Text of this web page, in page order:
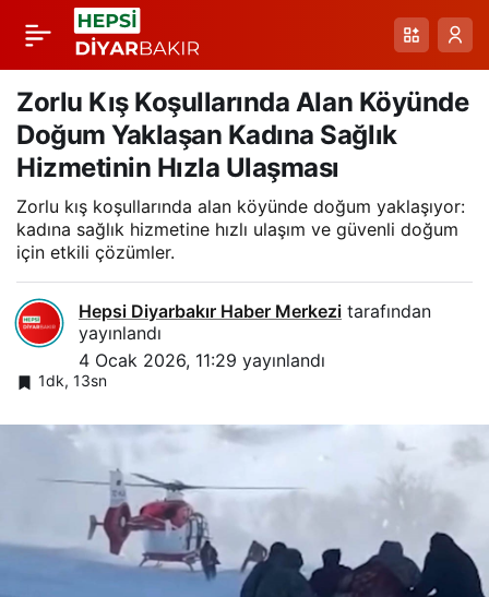
Zorlu Kış Koşullarında Alan Köyünde
Doğum Yaklaşan Kadına Sağlık
Hizmetinin Hızla Ulaşması
Zorlu kış koşullarında alan köyünde doğum yaklaşıyor:
kadına sağlık hizmetine hızlı ulaşım ve güvenli doğum
için etkili çözümler.
Hepsi Diyarbakır Haber Merkezi tarafından
yayınlandı
4 Ocak 2026, 11:29 yayınlandı
1dk, 13sn
Kulp’ta Kar Yağışı
Nedeniyle
Helikopterle Acil
Nakil: Yanıklarla
Başlayan Yolculuk
Paylaş